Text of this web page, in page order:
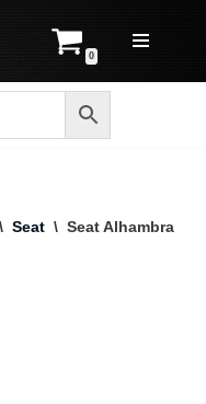
0
\ Seat \ Seat Alhambra